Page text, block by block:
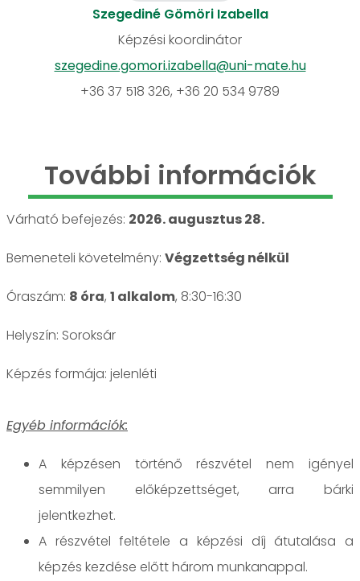
Szegediné Gömöri Izabella
Képzési koordinátor
szegedine.gomori.izabella@uni-mate.hu
+36 37 518 326, +36 20 534 9789
További információk
Várható befejezés: 2026. augusztus 28.
Bemeneteli követelmény: Végzettség nélkül
Óraszám: 8 óra, 1 alkalom, 8:30-16:30
Helyszín: Soroksár
jelenléti
Egyéb információk:
A képzésen történő részvétel nem igényel
semmilyen előképzettséget, arra bárki
jelentkezhet.
A részvétel feltétele a képzési díj átutalása a
képzés kezdése előtt három munkanappal.